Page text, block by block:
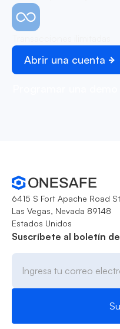
Abrir una cuenta
6415 S Fort Apache Road
Las Vegas, Nevada 89148
Estados Unidos
Suscríbete al boletín